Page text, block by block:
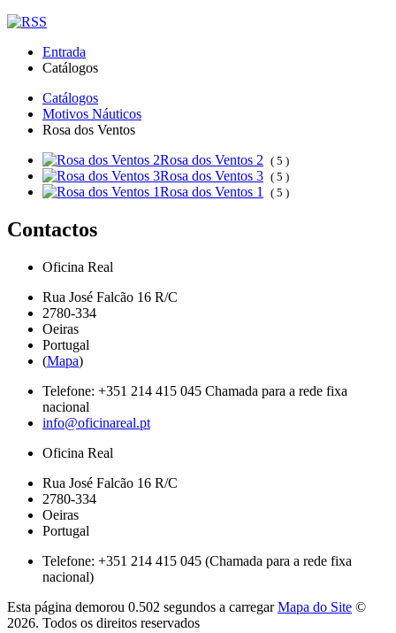
Entrada
Catálogos
Catálogos
Motivos Náuticos
Rosa dos Ventos
Rosa dos Ventos 2
( 5 )
Rosa dos Ventos 3 ( 5 )
Rosa dos Ventos 1 ( 5 )
Contactos
Oficina Real
Rua José Falcão 16 R/C
2780-334
Oeiras
Portugal
(Mapa)
Telefone: +351 214 415 045 Chamada para a rede fixa
nacional
info@oficinareal.pt
Oficina Real
Rua José Falcão 16 R/C
2780-334
Oeiras
Portugal
Telefone: +351 214 415 045 (Chamada para a rede fixa
nacional)
Esta página demorou 0.502 segundos a carregar Mapa do Site ©
2026. Todos os direitos reservados